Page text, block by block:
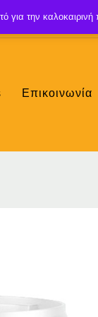
Επικοινωνία
για την